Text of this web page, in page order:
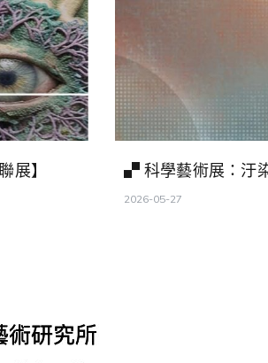
展】
▞ 科學藝術展：汙
2026-05-27